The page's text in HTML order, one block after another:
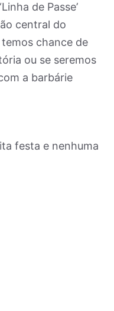
de Passe’
central do
chance de
ou se seremos
a barbárie
festa e nenhuma